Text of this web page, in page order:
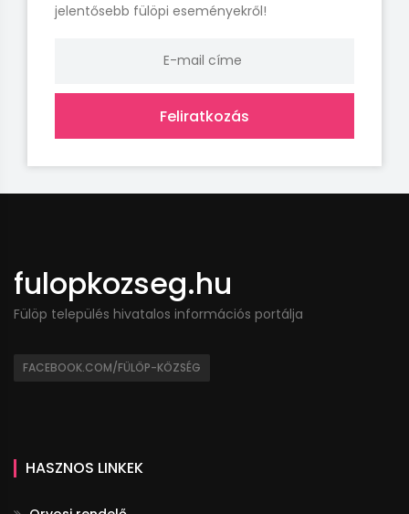
jelentősebb fülöpi eseményekről!
Feliratkozás
fulopkozseg.hu
Fülöp település hivatalos információs portálja
FACEBOOK.COM/FÜLÖP-KÖZSÉG
HASZNOS LINKEK